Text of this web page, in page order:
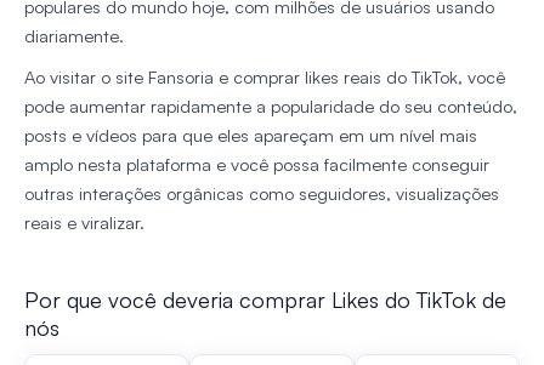
populares do mundo hoje, com milhões de usuários usando
diariamente.
Ao visitar o site Fansoria e comprar likes reais do TikTok, você
pode aumentar rapidamente a popularidade do seu conteúdo,
posts e vídeos para que eles apareçam em um nível mais
amplo nesta plataforma e você possa facilmente conseguir
outras interações orgânicas como seguidores, visualizações
reais e viralizar.
Por que você deveria comprar Likes do TikTok de
nós